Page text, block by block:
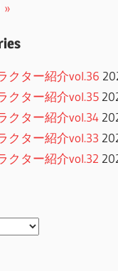
»
クター紹介vol.36
クター紹介vol.35
クター紹介vol.34
クター紹介vol.33
クター紹介vol.32